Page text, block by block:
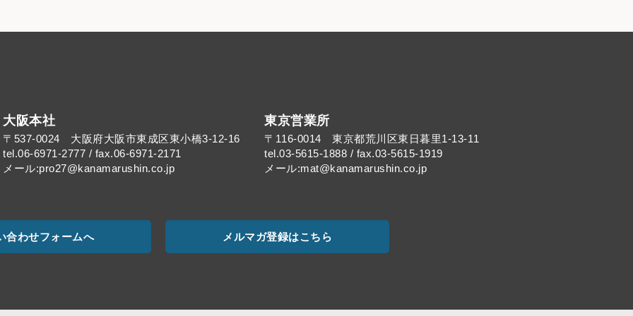
大阪本社
〒537-0024 大阪府大阪市東成区東小橋3-12-16
tel.06-6971-2777 / fax.06-6971-2171
メール:pro27@kanamarushin.co.jp​
東京営業所
〒116-0014 東京都荒川区東日暮里1-13-11
tel.03-5615-1888 / fax.03-5615-1919
メール:mat@kanamarushin.co.jp
合わせフォームへ メルマガ登録はこちら